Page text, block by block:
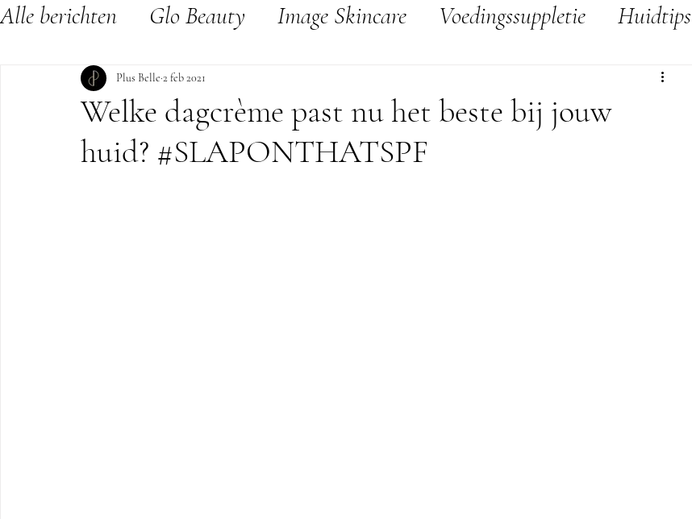
Alle berichten Glo Beauty Image Skincare Voedingssuppletie Huidtips
Permanente laserontharing
Orthomoleculaire therapie Hifu
Welke dagcrème past nu het beste bij jouw
huid? #SLAPONTHATSPF
Plus Belle 2 feb 2021